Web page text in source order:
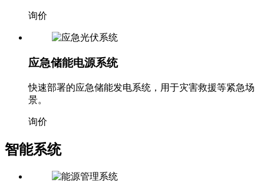
询价
应急储能电源系统
快速部署的应急储能发电系统，用于灾害救援等紧急场
景。
询价
智能系统